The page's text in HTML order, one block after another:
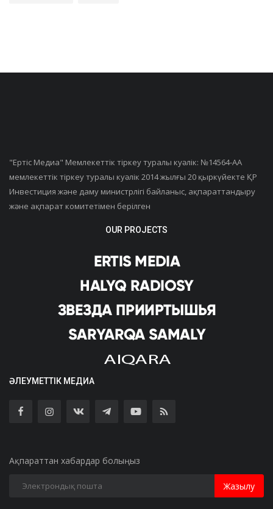
"Ертiс Медиа" Мемлекеттік тіркеу туралы куәлік: №14564-АА
мемлекеттік тіркеу туралы куәлік 2014 жылғы 20 қыркүйекте ҚР
Инвестиция және даму министрлігі байланыс, ақпараттандыру
және ақпарат комитетімен берілген
OUR PROJECTS
ӘЛЕУМЕТТІК МЕДИА
Ақпараттан хабардар болыңыз
Жазылу